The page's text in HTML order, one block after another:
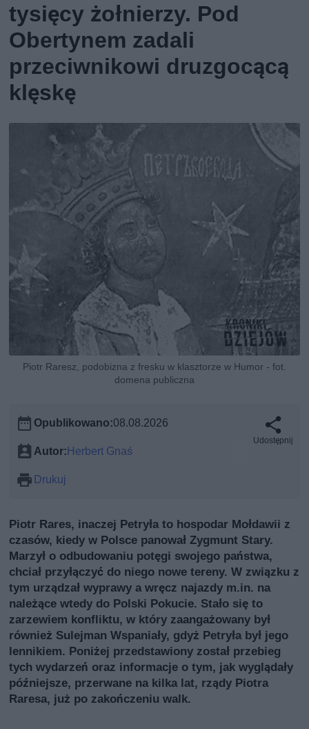
tysięcy żołnierzy. Pod
Obertynem zadali
przeciwnikowi druzgocącą
klęskę
Piotr Raresz, podobizna z fresku w klasztorze w Humor - fot.
domena publiczna
Opublikowano:08.08.2026
Autor:Herbert Gnaś
Drukuj
Udostępnij
Piotr Rares, inaczej Petryła to hospodar Mołdawii z
czasów, kiedy w Polsce panował Zygmunt Stary.
Marzył o odbudowaniu potęgi swojego państwa,
chciał przyłączyć do niego nowe tereny. W związku z
tym urządzał wyprawy a wręcz najazdy m.in. na
należące wtedy do Polski Pokucie. Stało się to
zarzewiem konfliktu, w który zaangażowany był
również Sulejman Wspaniały, gdyż Petryła był jego
lennikiem. Poniżej przedstawiony został przebieg
tych wydarzeń oraz informacje o tym, jak wyglądały
późniejsze, przerwane na kilka lat, rządy Piotra
Raresa, już po zakończeniu walk.